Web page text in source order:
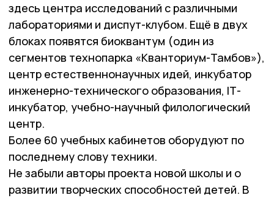
здесь центра исследований с различными
лабораториями и диспут-клубом. Ещё в двух
блоках появятся биоквантум (один из
сегментов технопарка «Кванториум-Тамбов»),
центр естественнонаучных идей, инкубатор
инженерно-технического образования, IТ-
инкубатор, учебно-научный филологический
центр.
Более 60 учебных кабинетов оборудуют по
последнему слову техники.
Не забыли авторы проекта новой школы и о
развитии творческих способностей детей. В